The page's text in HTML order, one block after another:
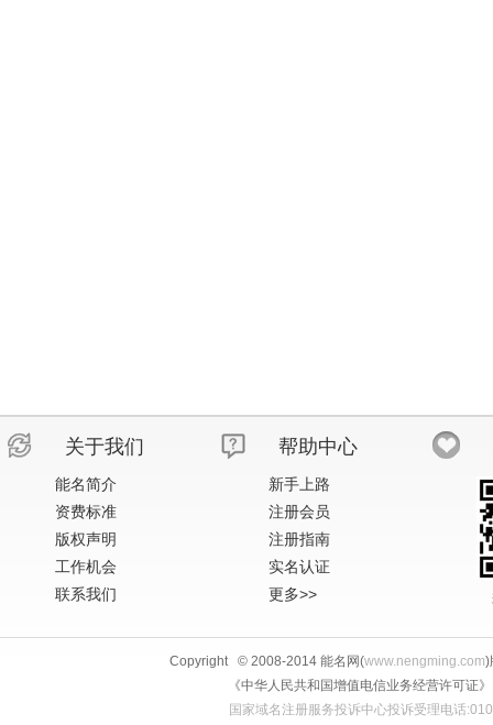
关于我们
能名简介
资费标准
版权声明
工作机会
联系我们
帮助中心
新手上路
注册会员
注册指南
实名认证
更多>>
Copyright © 2008-2014 能名网(www.nengming.com)
《中华人民共和国增值电信业务经营许可
国家域名注册服务投诉中心投诉受理电话